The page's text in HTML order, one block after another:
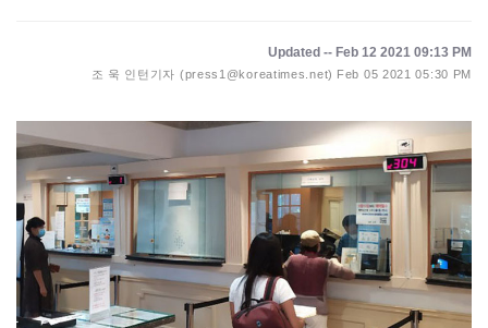
Updated -- Feb 12 2021 09:13 PM
조 욱 인턴기자 (press1@koreatimes.net) Feb 05 2021 05:30 PM